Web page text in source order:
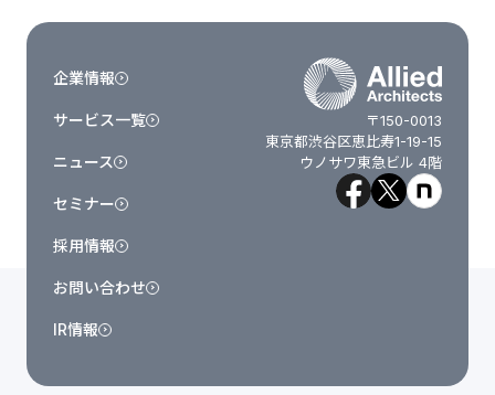
〒150-0013
東京都渋谷区恵比寿1-19-15
ウノサワ東急ビル 4階
企業情報
サービス一覧
ニュース
セミナー
採用情報
お問い合わせ
IR情報